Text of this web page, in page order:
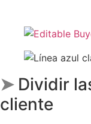
➤ Dividir
cliente